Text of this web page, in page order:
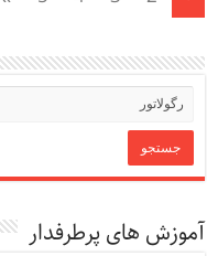
آموزش های پرطرفدار